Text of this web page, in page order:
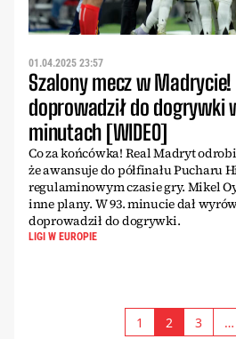
01.04.2025 23:57
Szalony mecz w Madrycie!
doprowadził do dogrywki
minutach [WIDEO]
Co za końcówka! Real Madryt
że awansuje do półfinału Pucharu
regulaminowym czasie gry. Mikel
inne plany. W 93. minucie dał
doprowadził do dogrywki.
LIGI W EUROPIE
1 2 3 …